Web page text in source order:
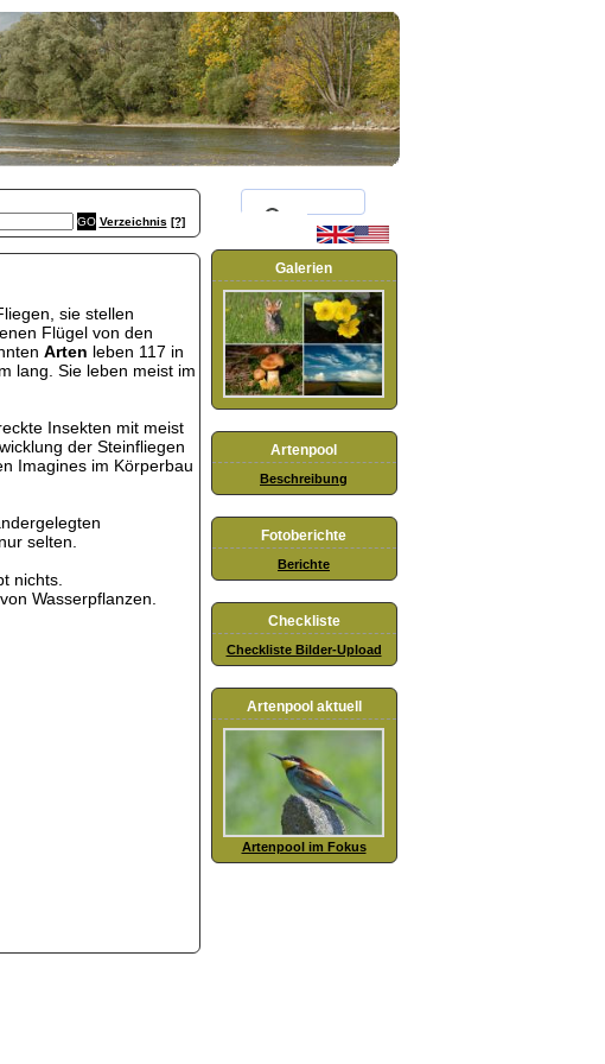
Verzeichnis [?]
sie stellen
Flügel von den
Arten leben 117 in
lang. Sie leben meist im
Insekten mit meist
der Steinfliegen
Imagines im Körperbau
selten.
nichts.
Wasserpflanzen.
Galerien
Artenpool
Beschreibung
Fotoberichte
Berichte
Checkliste
Checkliste Bilder-Upload
Artenpool aktuell
Artenpool im Fokus